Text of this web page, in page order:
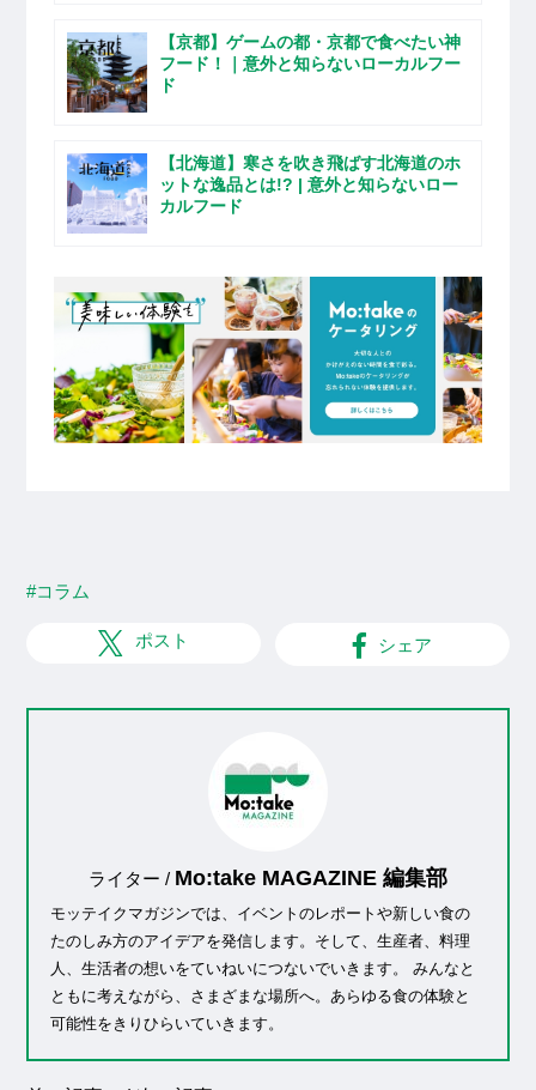
【京都】ゲームの都・京都で食べたい神
フード！｜意外と知らないローカルフー
ド
【北海道】寒さを吹き飛ばす北海道のホ
ットな逸品とは!? | 意外と知らないロー
カルフード
#コラム
ポスト シェア
ライター / Mo:take MAGAZINE 編集部
モッテイクマガジンでは、イベントのレポートや新しい食の
たのしみ方のアイデアを発信します。そして、生産者、料理
人、生活者の想いをていねいにつないでいきます。 みんなと
ともに考えながら、さまざまな場所へ。あらゆる食の体験と
可能性をきりひらいていきます。